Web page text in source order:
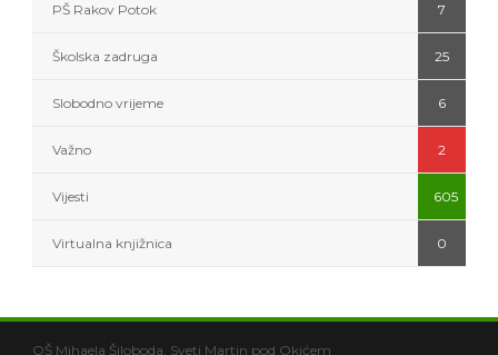
PŠ Rakov Potok 7
Školska zadruga 25
Slobodno vrijeme 6
Važno 2
Vijesti 605
Virtualna knjižnica 0
OŠ Mihaela Šiloboda, Sveti Martin pod Okićem